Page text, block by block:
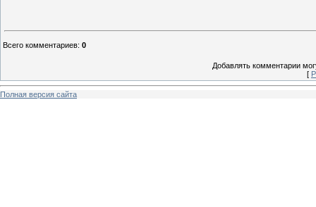
Всего комментариев: 0
Добавлять комментарии
[
Полная версия сайта